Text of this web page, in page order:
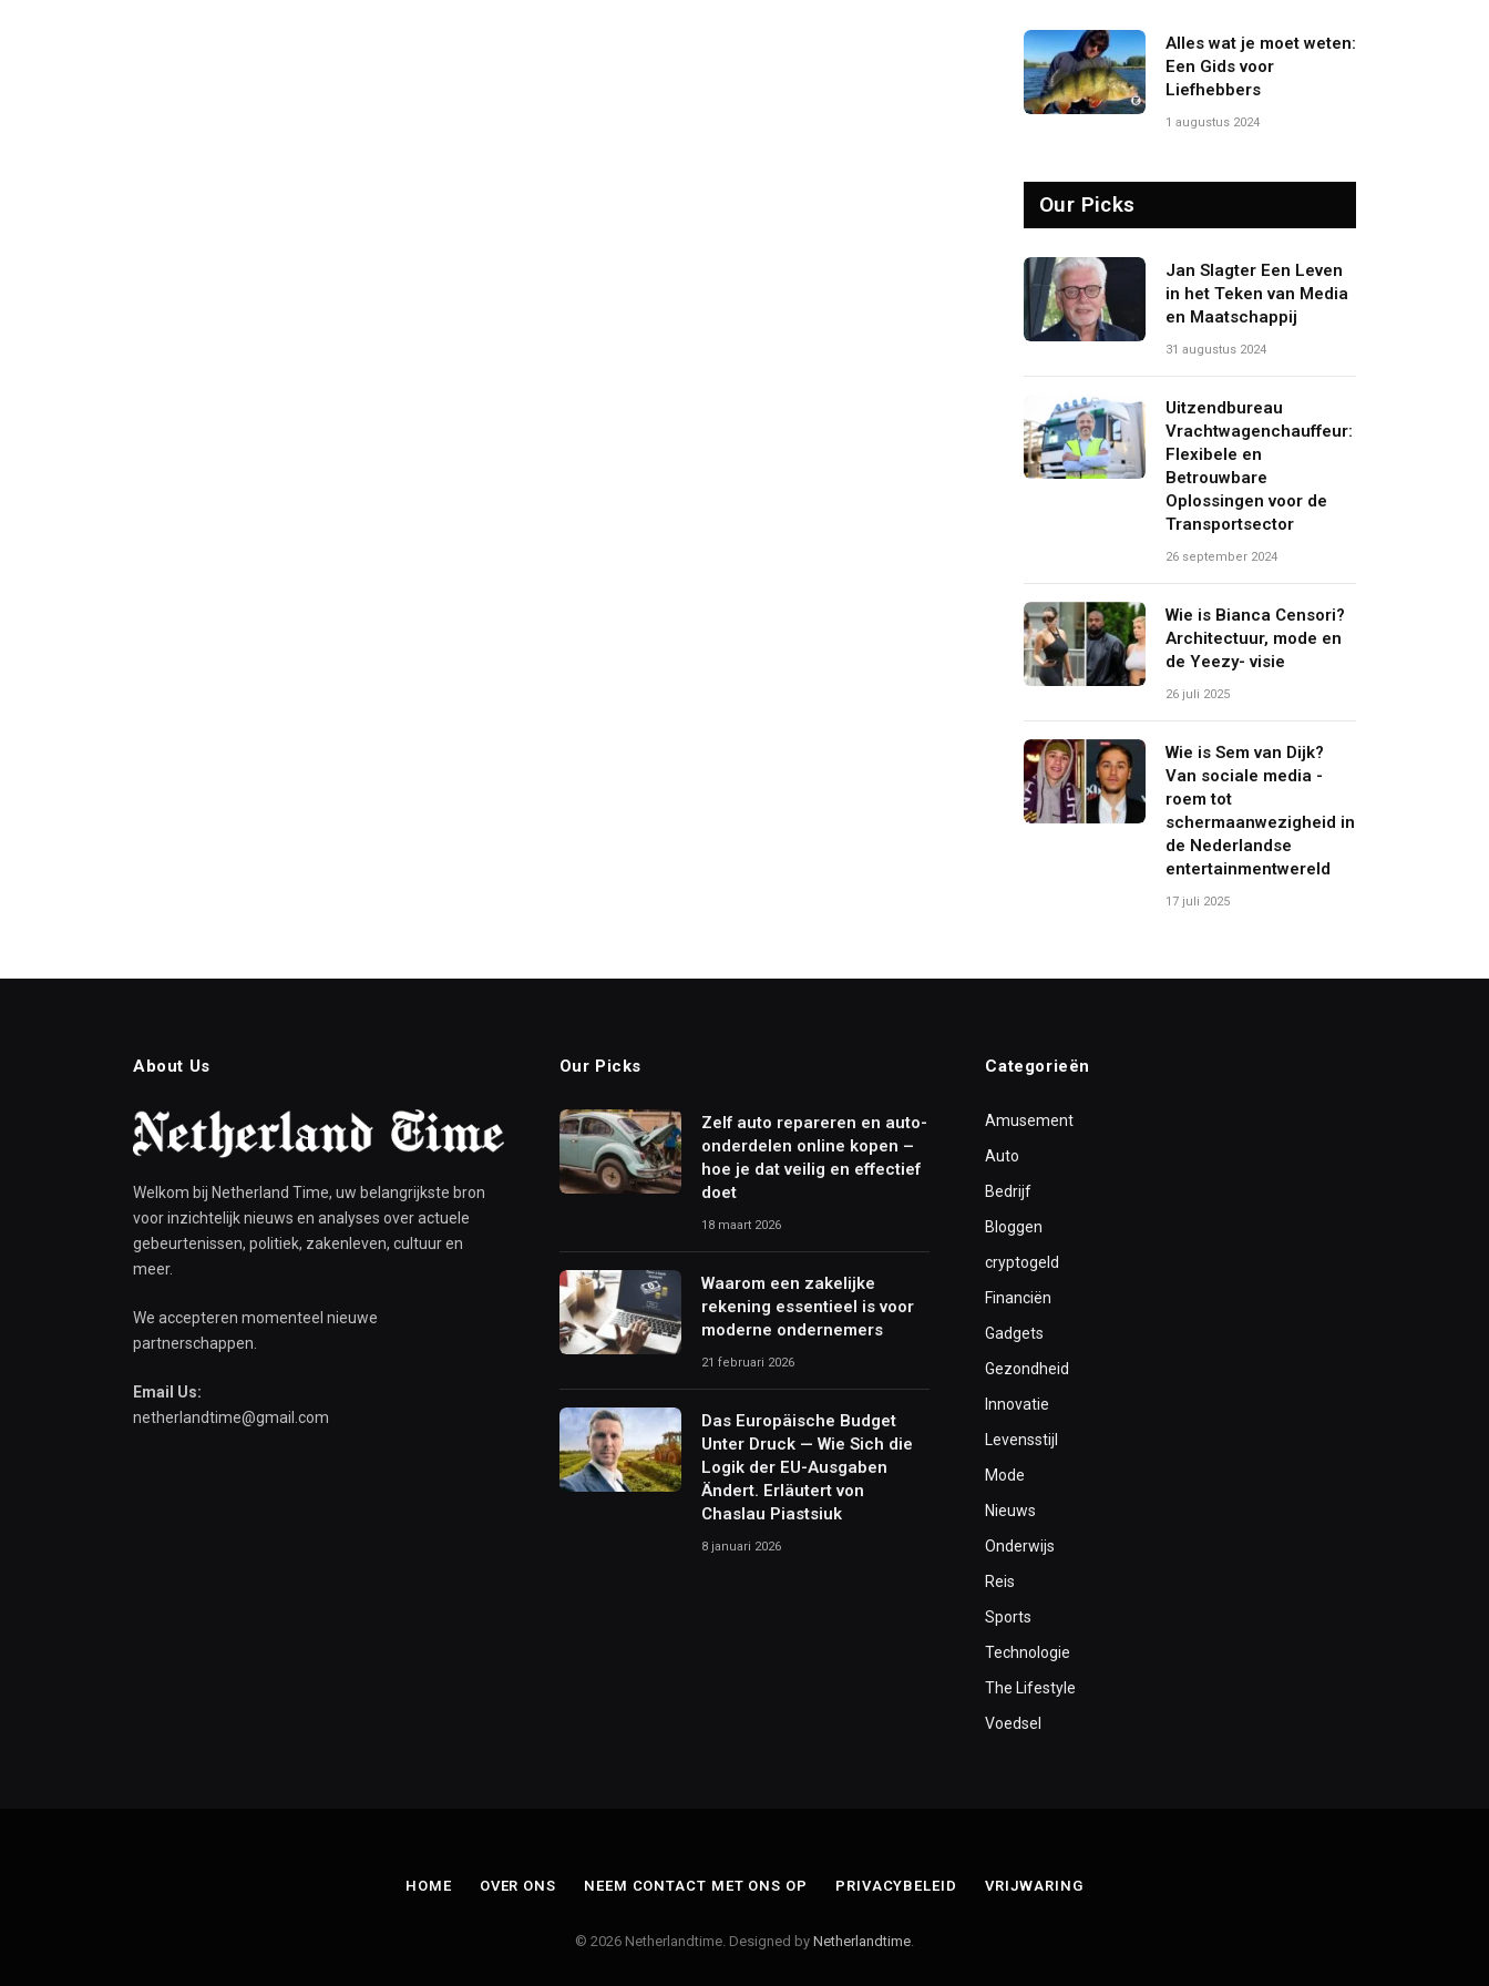
Alles wat je moet weten:
Een Gids voor
Liefhebbers
1 augustus 2024
Our Picks
Jan Slagter Een Leven
in het Teken van Media
en Maatschappij
31 augustus 2024
Uitzendbureau
Vrachtwagenchauffeur:
Flexibele en
Betrouwbare
Oplossingen voor de
Transportsector
26 september 2024
Wie is Bianca Censori?
Architectuur, mode en
de Yeezy- visie
26 juli 2025
Wie is Sem van Dijk?
Van sociale media -
roem tot
schermaanwezigheid in
de Nederlandse
entertainmentwereld
17 juli 2025
About Us
Welkom bij Netherland Time, uw belangrijkste bron
voor inzichtelijk nieuws en analyses over actuele
gebeurtenissen, politiek, zakenleven, cultuur en
meer.
We accepteren momenteel nieuwe
partnerschappen.
Email Us:
netherlandtime@gmail.com
Our Picks
Zelf auto repareren en auto-
onderdelen online kopen –
hoe je dat veilig en effectief
doet
18 maart 2026
Waarom een zakelijke
rekening essentieel is voor
moderne ondernemers
21 februari 2026
Das Europäische Budget
Unter Druck — Wie Sich die
Logik der EU-Ausgaben
Ändert. Erläutert von
Chaslau Piastsiuk
8 januari 2026
Categorieën
Amusement
Auto
Bedrijf
Bloggen
cryptogeld
Financiën
Gadgets
Gezondheid
Innovatie
Levensstijl
Mode
Nieuws
Onderwijs
Reis
Sports
Technologie
The Lifestyle
Voedsel
HOME OVER ONS NEEM CONTACT MET ONS OP PRIVACYBELEID VRIJWARING
© 2026 Netherlandtime. Designed by Netherlandtime.